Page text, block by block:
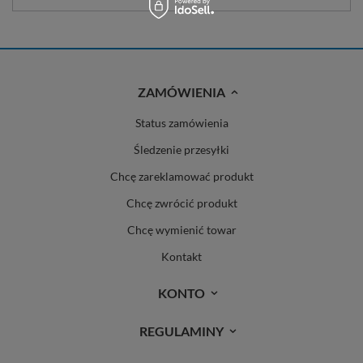
ZAMÓWIENIA
Status zamówienia
Śledzenie przesyłki
Chcę zareklamować produkt
Chcę zwrócić produkt
Chcę wymienić towar
Kontakt
KONTO
REGULAMINY